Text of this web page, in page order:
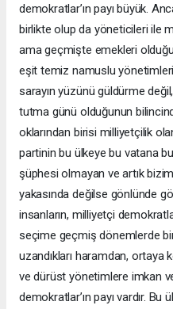
demokratlar’ın payı büyük.
birlikte olup da yöneticileri ile
ama geçmişte emekleri olduğu
eşit temiz namuslu
sarayın yüzünü güldürme
tutma günü olduğunun
oklarından birisi milliyetçilik
partinin bu ülkeye bu vatana
şüphesi olmayan ve artık
yakasında değilse gönlünde
insanların, milliyetçi
seçime geçmiş dönemlerde
uzandıkları haramdan, ortaya
ve dürüst yönetimlere imkan
demokratlar’ın payı vardır.